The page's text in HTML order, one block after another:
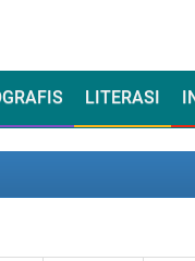
LITERASI